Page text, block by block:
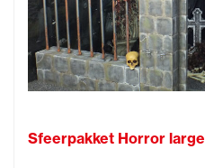
Sfeerpakket Horror large